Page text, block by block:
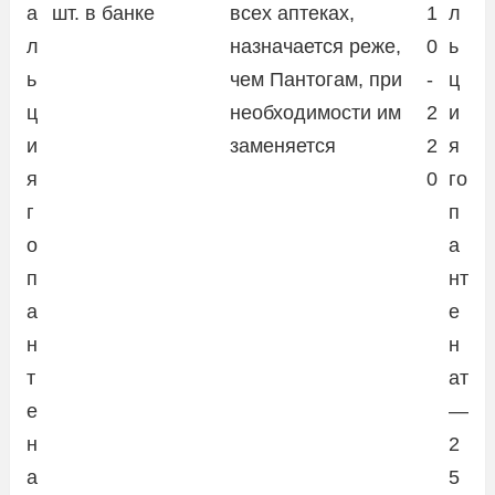
а
л
ь
ц
и
я
г
о
п
а
н
т
е
н
а
шт. в банке
всех аптеках,
назначается реже,
чем Пантогам, при
необходимости им
заменяется
1
0
-
2
2
0
л
ь
ц
и
я
го
п
а
нт
е
н
ат
—
2
5